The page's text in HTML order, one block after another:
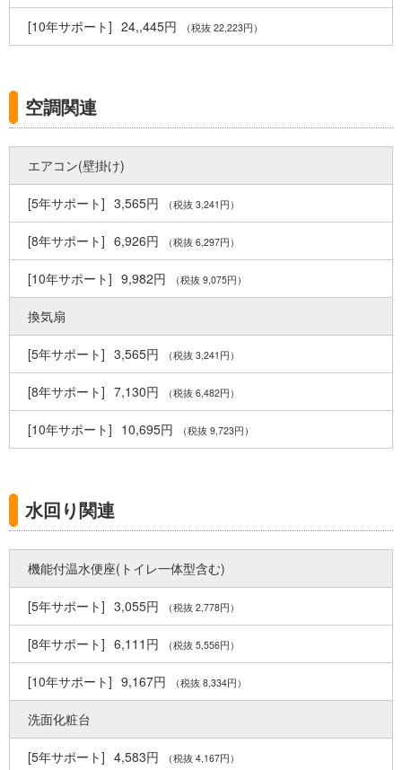
24,,445円 （税抜 22,223円）
空調関連
エアコン(壁掛け)
3,565円 （税抜 3,241円）
6,926円 （税抜 6,297円）
9,982円 （税抜 9,075円）
換気扇
3,565円 （税抜 3,241円）
7,130円 （税抜 6,482円）
10,695円 （税抜 9,723円）
水回り関連
機能付温水便座(トイレ一体型含む)
3,055円 （税抜 2,778円）
6,111円 （税抜 5,556円）
9,167円 （税抜 8,334円）
洗面化粧台
4,583円 （税抜 4,167円）